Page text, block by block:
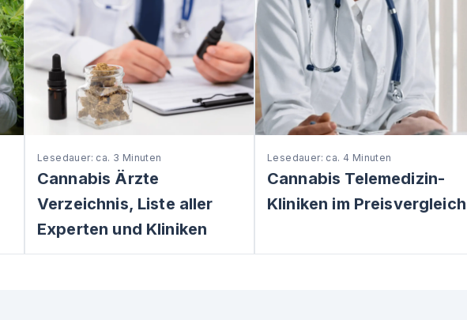
Lesedauer: ca. 3 Minuten
Cannabis Ärzte
Verzeichnis, Liste aller
Experten und Kliniken
Lesedauer: ca. 4 Minuten
Cannabis Telemedizin-
Kliniken im Preisvergleich